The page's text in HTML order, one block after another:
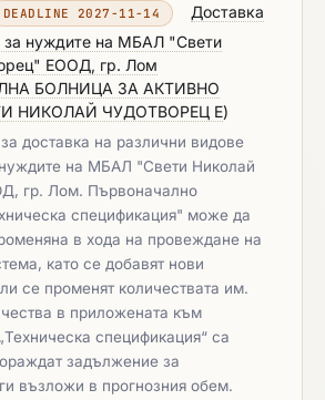
DEADLINE 2027-11-14
Доставка
за нуждите на МБАЛ "Свети
ЕООД, гр. Лом
БОЛНИЦА ЗА АКТИВНО
НИКОЛАЙ ЧУДОТВОРЕЦ Е)
доставка на различни видове
на МБАЛ "Свети Николай
гр. Лом. Първоначално
спецификация" може да
в хода на провеждане на
като се добавят нови
се променят количествата им.
в приложената към
спецификация“ са
задължение за
възложи в прогнозния обем.